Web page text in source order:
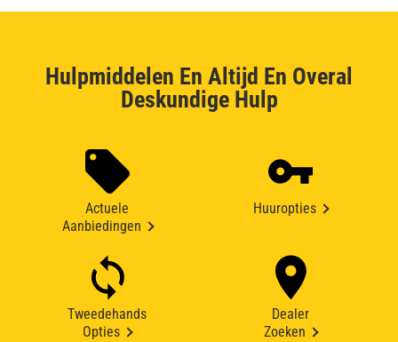
Hulpmiddelen En Altijd En Overal
Deskundige Hulp
Actuele
Aanbiedingen
Huuropties
Tweedehands
Opties
Dealer
Zoeken